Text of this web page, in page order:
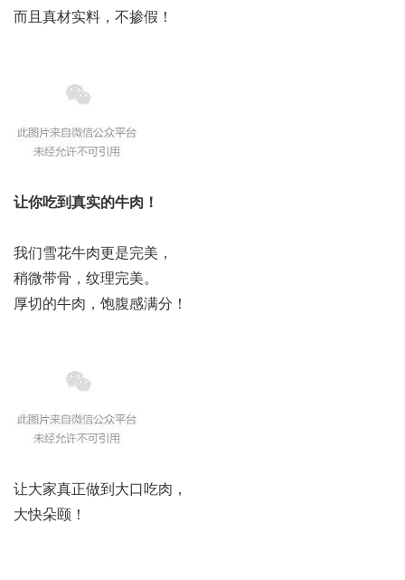
而且真材实料，不掺假！
让你吃到真实的牛肉！
我们雪花牛肉更是完美，
稍微带骨，纹理完美。
厚切的牛肉，饱腹感满分！
让大家真正做到大口吃肉，
大快朵颐！